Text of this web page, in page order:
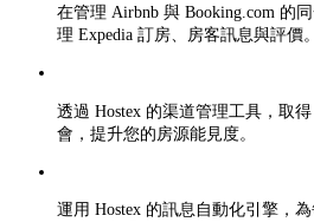
在管理 Airbnb 與 Booking.com 的
理 Expedia 訂房、房客訊息與評價。
透過 Hostex 的渠道管理工具，取
會，提升您的房源能見度。
運用 Hostex 的訊息自動化引擎，